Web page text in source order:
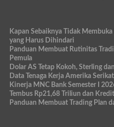
Kapan Sebaiknya Tidak
yang Harus Dihindari
Panduan Membuat Rutinitas
Pemula
Dolar AS Tetap Kokoh, Sterling
Data Tenaga Kerja Amerika Serikat
Kinerja MNC Bank Semester I
Tembus Rp21,68 Triliun dan
Panduan Membuat Trading Plan